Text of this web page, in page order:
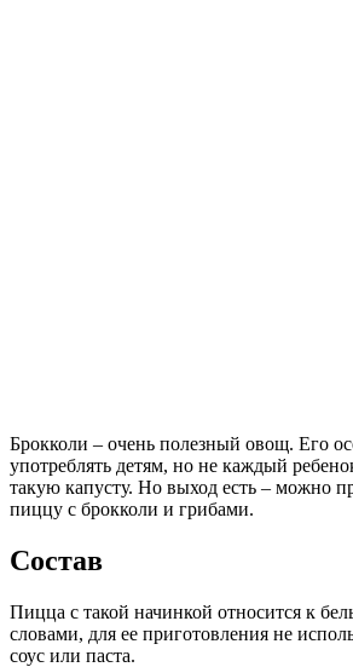
Брокколи – очень полезный овощ. Его
употреблять детям, но не каждый
такую капусту. Но выход есть – можно
пиццу с брокколи и грибами.
Состав
Пицца с такой начинкой относится к
словами, для ее приготовления не
соус или паста.